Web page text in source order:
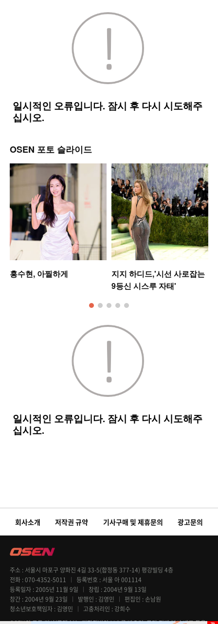
OSEN 포토 슬라이드
홍수현, 아찔하게
지지 하디드,'시선 사로잡는
9등신 시스루 자태'
회사소개 저작권 규약 기사구매 및 제휴문의 광고문의
주소
서울시 마포구 양화진 4길 33-5(합정동 377-14) 평강빌딩 4층
전화 070-4352-5011 등록번호
서울 아 001114
등록일자 2005년 11월 9일 창립 2004년 9월 13일
창간 2004년 9월 23일 발행인 김영민 편집인
손남원
청소년보호책임자 김영민 고충처리인
강희수